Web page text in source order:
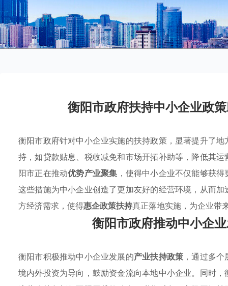
衡阳市政府扶持中小企业政
衡阳市政府针对中小企业实施的扶持政策，显著提升了
持，如贷款贴息、税收减免和市场开拓补助等，降低其
阳市正在推动优势产业聚集 ，使得中小企业不仅能够获
这些措施为中小企业创造了更加友好的经营环境，从而
方经济需求，使得惠企政策扶持真正落地实施，为企业带
衡阳市政府推动中小企
衡阳市积极推动中小企业发展的产业扶持政策 ，通过多
境内外投资为导向，鼓励资金流向本地中小企业。同时，